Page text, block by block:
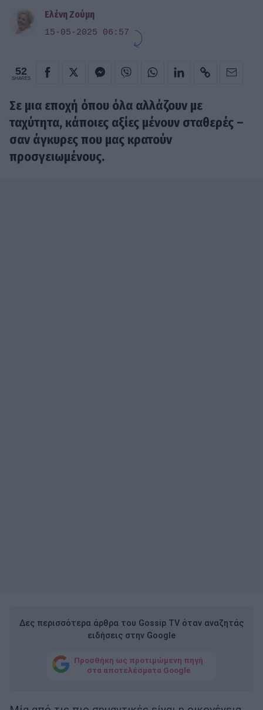
Ελένη Ζούμη
15-05-2025 06:57
52
SHARES
Σε μια εποχή όπου όλα αλλάζουν με
ταχύτητα, κάποιες αξίες μένουν σταθερές –
σαν άγκυρες που μας κρατούν
προσγειωμένους.
Δες περισσότερα άρθρα του Gossip TV όταν αναζητάς
ειδήσεις στην Google
Προσθήκη ως προτιμώμενη πηγή
στα αποτελέσματα Google